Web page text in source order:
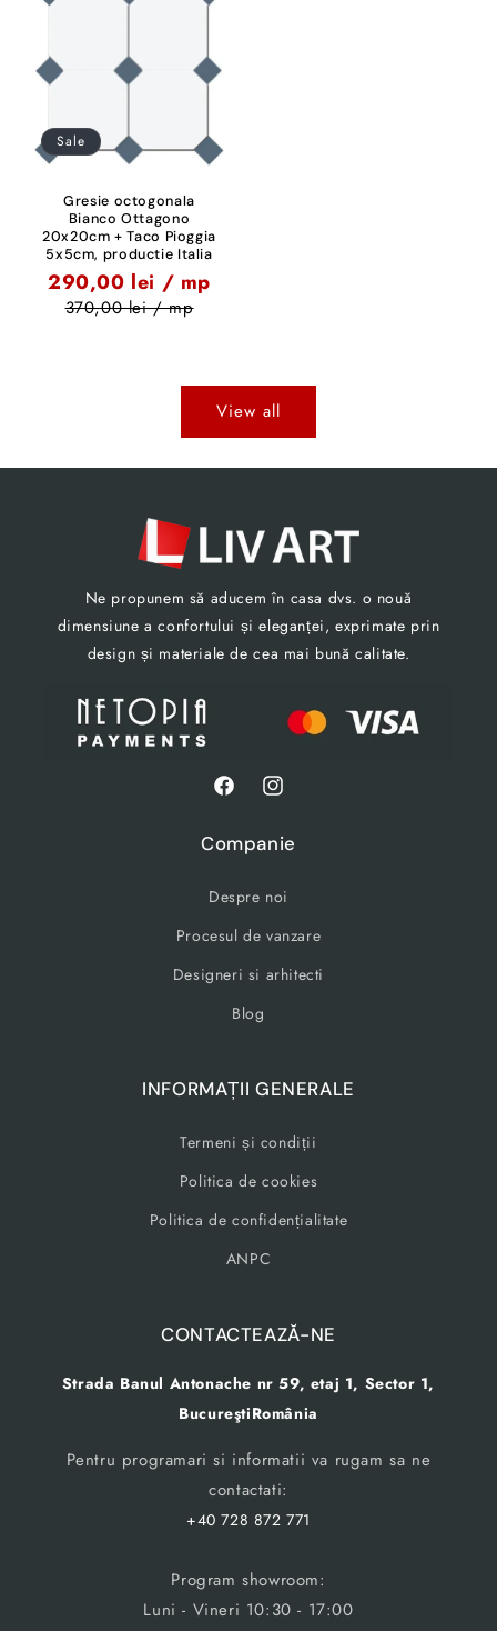
Sale
Gresie octogonala
Bianco Ottagono
20x20cm + Taco Pioggia
5x5cm, productie Italia
290,00 lei / mp
370,00 lei / mp
View all
Ne propunem să aducem în casa dvs. o nouă
dimensiune a confortului și eleganței, exprimate prin
design și materiale de cea mai bună calitate.
FacebookInstagram
Companie
Despre noi
Procesul de vanzare
Designeri si arhitecti
Blog
INFORMAȚII GENERALE
Termeni și condiții
Politica de cookies
Politica de confidențialitate
ANPC
CONTACTEAZĂ-NE
Strada Banul Antonache nr 59, etaj 1, Sector 1,
BucureştiRomânia
Pentru programari si informatii va rugam sa ne
contactati:
+40 728 872 771
Program showroom:
Luni - Vineri 10:30 - 17:00